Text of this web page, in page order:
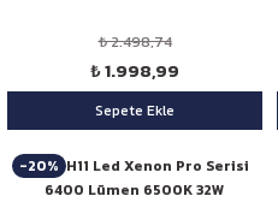
₺ 2.498,74
₺ 1.998,99
Sepete Ekle
-20%
Niken H11 Led Xenon Pro Serisi
6400 Lümen 6500K 32W